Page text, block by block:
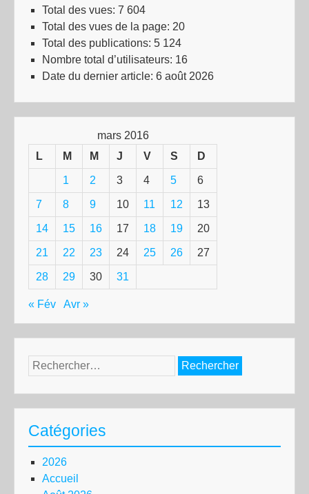
Total des vues: 7 604
Total des vues de la page: 20
Total des publications: 5 124
Nombre total d’utilisateurs: 16
Date du dernier article: 6 août 2026
mars 2016
L
M M J V S D
1 2 3 4 5 6
7 8 9 10 11 12 13
14 15 16 17 18 19 20
21 22 23 24 25 26 27
28 29 30 31
« Fév Avr »
Rechercher :
Catégories
2026
Accueil